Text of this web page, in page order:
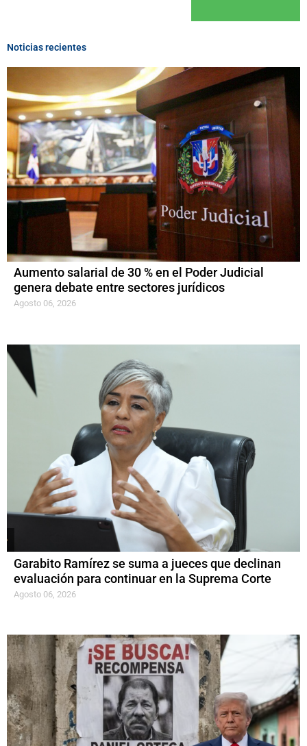
Noticias recientes
Aumento salarial de 30 % en el Poder Judicial
genera debate entre sectores jurídicos
Agosto 06, 2026
Garabito Ramírez se suma a jueces que declinan
evaluación para continuar en la Suprema Corte
Agosto 06, 2026